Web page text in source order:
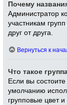
Почему
Администратор
участникам
друг от друга.
Вернуться к
Что такое
Если вы
умолчанию
групповые цвет